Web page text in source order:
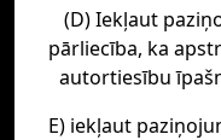
(D) Iekļaut
pārliecība, ka
autortiesību
E) iekļaut